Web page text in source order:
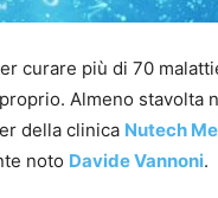
curare più di 70
Almeno stavolta
della clinica Nutech
noto Davide Vannoni.